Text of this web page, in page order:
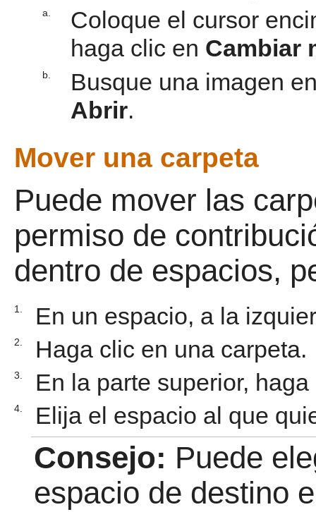
a.
Coloque el cursor
haga clic en Cambiar
b.
Busque una imagen
Abrir.
Mover una carpeta
Puede mover las
permiso de
dentro de espacios,
1. En un espacio, a la
2. Haga clic en una carpeta.
3. En la parte superior,
4. Elija el espacio al que
Consejo: Puede
espacio de destino